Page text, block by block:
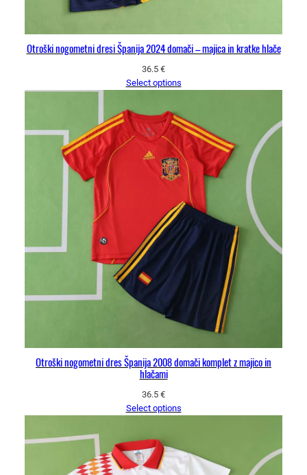
Otroški nogometni dresi Španija 2024 domači – majica in kratke hlače
36.5 €
Select options
Otroški nogometni dres Španija 2008 domači komplet z majico in
hlačami
36.5 €
Select options